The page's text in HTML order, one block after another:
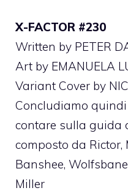
X-FACTOR #230
Written by PETER
Art by EMANUELA
Variant Cover by
Concludiamo
contare sulla guida
composto da Rictor,
Banshee,
Miller